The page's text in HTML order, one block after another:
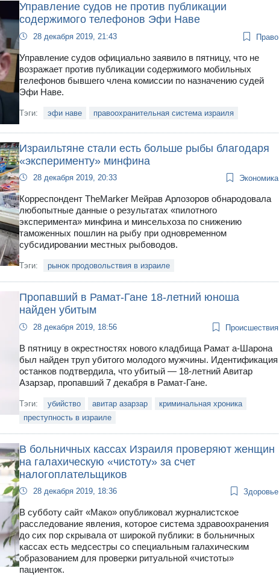
Управление судов не против публикации
содержимого телефонов Эфи Наве
28 декабря 2019, 21:43 Право
Управление судов официально заявило в пятницу, что не
возражает против публикации содержимого мобильных
телефонов бывшего члена комиссии по назначению судей
Эфи Наве.
Тэги: эфи наве правоохранительная система израиля
Израильтяне стали есть больше рыбы благодаря
«эксперименту» минфина
28 декабря 2019, 20:33 Экономика
Корреспондент TheMarker Мейрав Арлозоров обнародовала
любопытные данные о результатах «пилотного
эксперимента» минфина и минсельхоза по снижению
таможенных пошлин на рыбу при одновременном
субсидировании местных рыбоводов.
Тэги: рынок продовольствия в израиле
Пропавший в Рамат-Гане 18-летний юноша
найден убитым
28 декабря 2019, 18:56 Происшествия
В пятницу в окрестностях нового кладбища Рамат а-Шарона
был найден труп убитого молодого мужчины. Идентификация
останков подтвердила, что убитый — 18-летний Авитар
Азарзар, пропавший 7 декабря в Рамат-Гане.
Тэги: убийство авитар азарзар
криминальная хроника
преступность в израиле
В больничных кассах Израиля проверяют женщин
на галахическую «чистоту» за счет
налогоплательщиков
28 декабря 2019, 18:36 Здоровье
В субботу сайт «Мако» опубликовал журналистское
расследование явления, которое система здравоохранения
до сих пор скрывала от широкой публики: в больничных
кассах есть медсестры со специальным галахическим
образованием для проверки ритуальной «чистоты»
пациенток.